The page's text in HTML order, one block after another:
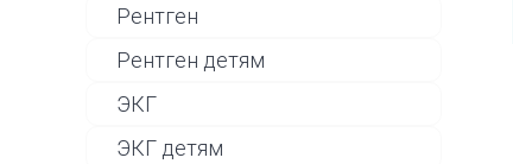
Рентген
Рентген детям
ЭКГ
ЭКГ детям